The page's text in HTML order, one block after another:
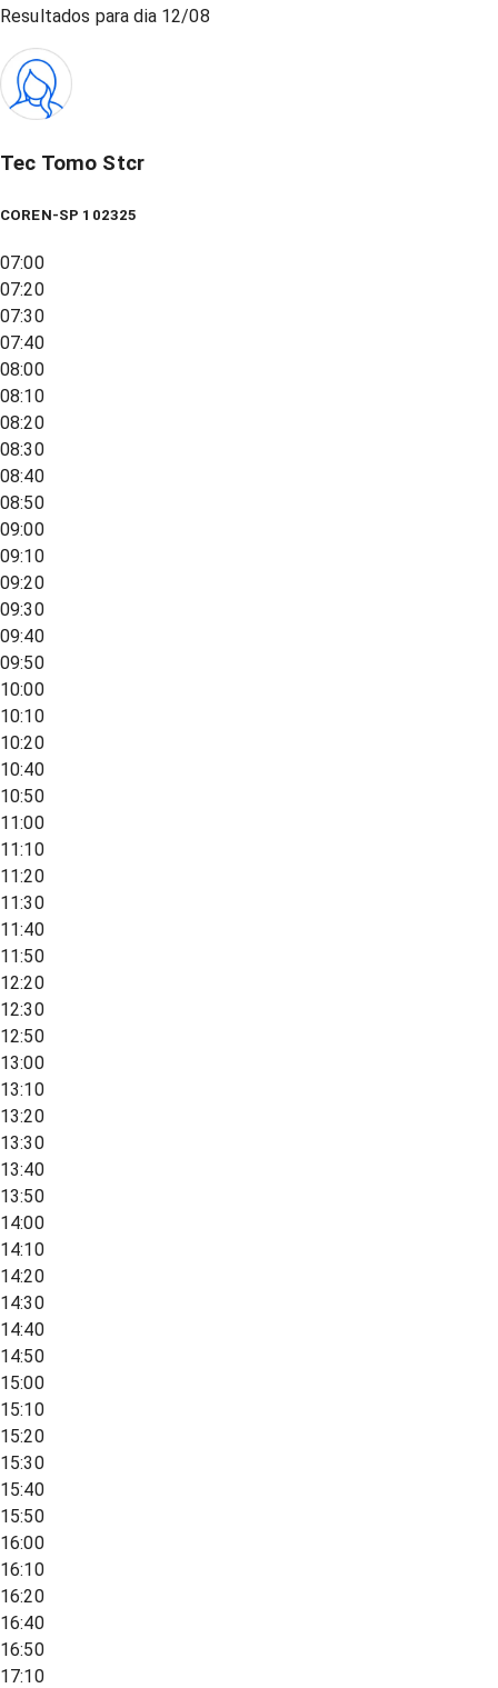
Resultados para dia 12/08
Tec Tomo Stcr
COREN-SP 102325
07:00
07:20
07:30
07:40
08:00
08:10
08:20
08:30
08:40
08:50
09:00
09:10
09:20
09:30
09:40
09:50
10:00
10:10
10:20
10:40
10:50
11:00
11:10
11:20
11:30
11:40
11:50
12:20
12:30
12:50
13:00
13:10
13:20
13:30
13:40
13:50
14:00
14:10
14:20
14:30
14:40
14:50
15:00
15:10
15:20
15:30
15:40
15:50
16:00
16:10
16:20
16:40
16:50
17:10